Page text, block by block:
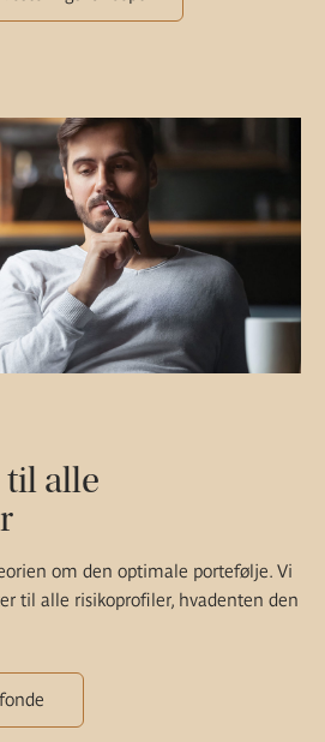
alle
om den optimale portefølje. Vi
til alle risikoprofiler, hvadenten den